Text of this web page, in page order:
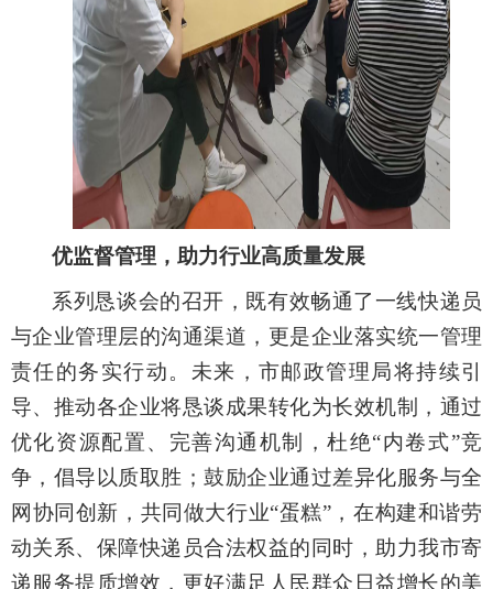
优监督管理 ，助力行业高质量发展
系列恳谈会的召开， 既有效畅通了一线快递员
与企业管理层的沟通渠道，更是企业落实统一管理
责任的务实行动。 未来 ， 市邮政管理局将持续引
导、 推动各企业将恳谈成果转化为长效机制，通过
优化资源配置、完善沟通机制，杜绝“内卷式”竞
争，倡导以质取胜；鼓励企业通过差异化服务与全
网协同创新，共同做大行业“蛋糕”，在构建和谐劳
动关系、保障快递员合法权益的同时，助力我市寄
递服务提质增效，更好满足人民群众 日益增长的美